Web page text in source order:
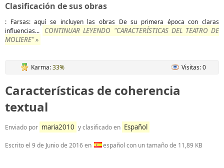
Clasificación de sus obras
: Farsas: aquí se incluyen las obras De su primera época con claras
influencias...
CONTINUAR LEYENDO "CARACTERÍSTICAS DEL TEATRO DE
MOLIERE" »
Karma:33% Visitas: 0
Características de coherencia
textual
Enviado por maria2010 y clasificado en Español
Escrito el 9 de Junio de 2016en español con un tamaño de 11,89 KB